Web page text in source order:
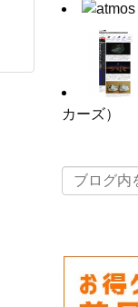
カーズ）